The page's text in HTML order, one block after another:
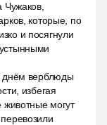
которые, по
и посягнули
днём верблюды
избегая
животные могут